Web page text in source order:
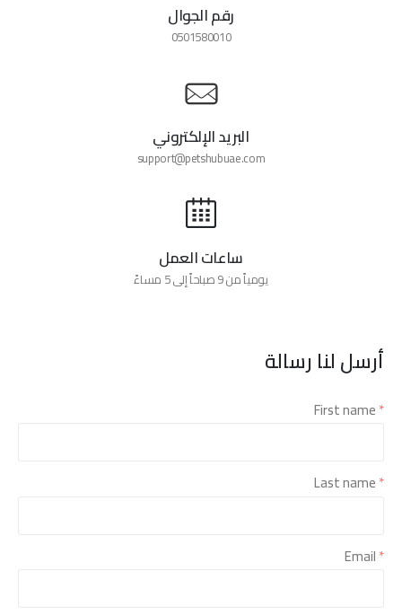
رقم الجوال
0501580010
البريد الإلكتروني
support@petshubuae.com
ساعات العمل
يومياً من 9 صباحاً إلى 5 مساءً
أرسل لنا رسالة
First name*
Last name*
Email*